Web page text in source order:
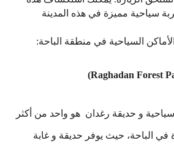
سياحية مميزة في هذه المدينة
السياحية في منطقة الباحة:
(Raghadan Forest
سياحية و حديقة رغدان هو واحد من أكثر
في الباحة، حيث يوفر حديقة و غابة